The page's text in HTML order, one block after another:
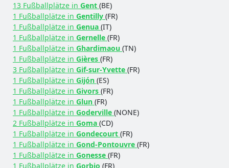
13 Fußballplätze in Gent (BE)
1 Fußballplätze in Gentilly (FR)
1 Fußballplätze in Genua (IT)
1 Fußballplätze in Gernelle (FR)
1 Fußballplätze in Ghardimaou (TN)
1 Fußballplätze in Gières (FR)
3 Fußballplätze in Gif-sur-Yvette (FR)
1 Fußballplätze in Gijón (ES)
1 Fußballplätze in Givors (FR)
1 Fußballplätze in Glun (FR)
1 Fußballplätze in Goderville (NONE)
2 Fußballplätze in Goma (CD)
1 Fußballplätze in Gondecourt (FR)
1 Fußballplätze in Gond-Pontouvre (FR)
1 Fußballplätze in Gonesse (FR)
1 Fußballplätze in Gorbio (FR)